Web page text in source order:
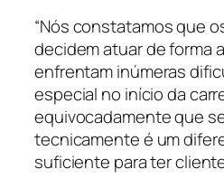
“Nós constatamos que
decidem atuar de forma
enfrentam inúmeras
especial no início da
equivocadamente que
tecnicamente é um
suficiente para ter